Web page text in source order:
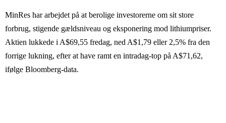
MinRes har arbejdet på at berolige investorerne om sit store
forbrug, stigende gældsniveau og eksponering mod lithiumpriser.
Aktien lukkede i A$69,55 fredag, ned A$1,79 eller 2,5% fra den
forrige lukning, efter at have ramt en intradag-top på A$71,62,
ifølge Bloomberg-data.